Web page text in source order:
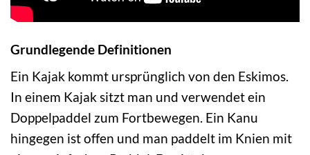
Grundlegende Definitionen
Ein Kajak kommt ursprünglich von den Eskimos.
In einem Kajak sitzt man und verwendet ein
Doppelpaddel zum Fortbewegen. Ein Kanu
hingegen ist offen und man paddelt im Knien mit